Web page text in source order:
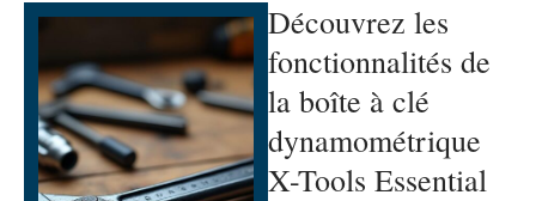
Découvrez les
fonctionnalités de
la boîte à clé
dynamométrique
X-Tools Essential